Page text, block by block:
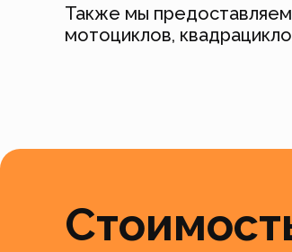
Также мы предоставляем
мотоциклов,